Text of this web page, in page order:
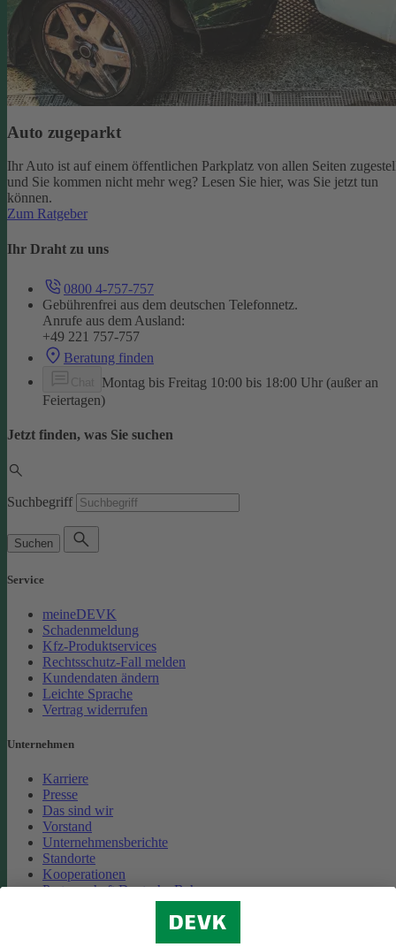
Auto zugeparkt
Ihr Auto ist auf einem öffentlichen Parkplatz von allen Seiten
und Sie kommen nicht mehr weg? Lesen Sie hier, was Sie jetzt tun
können.
Zum Ratgeber
Ihr Draht zu uns
0800 4-757-757
Gebührenfrei aus dem deutschen Telefonnetz.
Anrufe aus dem Ausland:
+49 221 757-757
Beratung finden
Montag bis Freitag 10:00 bis 18:00 Uhr (außer an
Feiertagen)
Jetzt finden, was Sie suchen
Suchbegriff
Suchen
Service
meineDEVK
Schadenmeldung
Kfz-Produktservices
Rechtsschutz-Fall melden
Kundendaten ändern
Leichte Sprache
Vertrag widerrufen
Unternehmen
Karriere
Presse
Das sind wir
Vorstand
Unternehmensberichte
Standorte
Kooperationen
Partnerschaft Deutsche Bahn